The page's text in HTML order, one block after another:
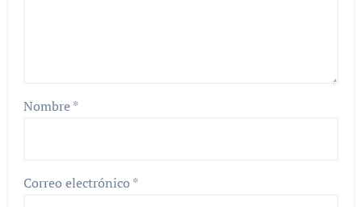
Nombre*
Correo electrónico *